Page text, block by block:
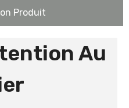
Produit
Au